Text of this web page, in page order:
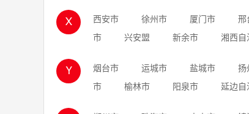
X 西安市 徐州市 厦门市 邢
市
兴安盟 新余市 湘西自
Y 烟台市 运城市 盐城市 扬
市
榆林市 阳泉市 延边自